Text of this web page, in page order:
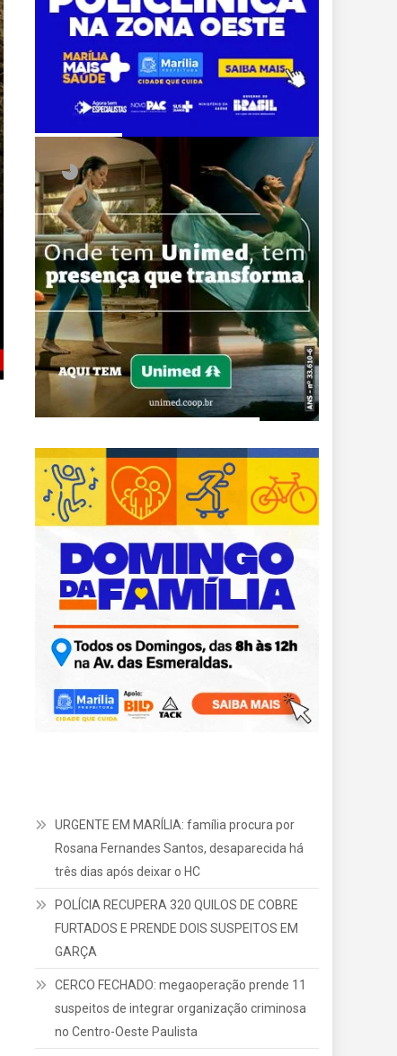
URGENTE EM MARÍLIA: família procura por
Rosana Fernandes Santos, desaparecida há
três dias após deixar o HC
POLÍCIA RECUPERA 320 QUILOS DE COBRE
FURTADOS E PRENDE DOIS SUSPEITOS EM
GARÇA
CERCO FECHADO: megaoperação prende 11
suspeitos de integrar organização criminosa
no Centro-Oeste Paulista